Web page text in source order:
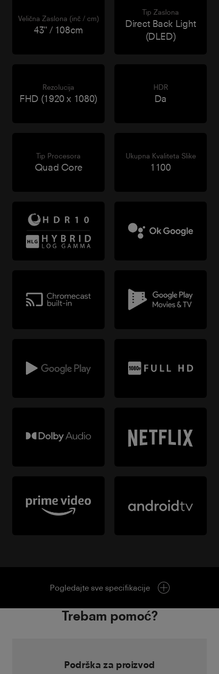
Velična Zaslona (inč / cm)
43" / 108cm
Tip Zaslona
Direct Back Light
(DLED)
Rezolucija
FHD (1920 x 1080)
HDR
Da
Tip Procesora
Quad Core
Ukupna Kvaliteta Slike
1100
Pogledajte sve specifikacije
Trebam pomoć?
Podrška za proizvod